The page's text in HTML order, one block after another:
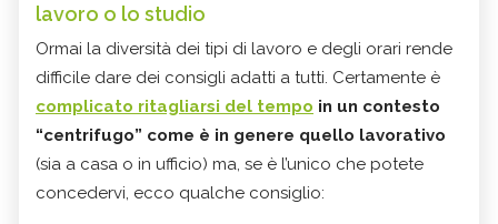
lavoro o lo studio
Ormai la diversità dei tipi di lavoro e degli orari rende
difficile dare dei consigli adatti a tutti. Certamente è
complicato ritagliarsi del tempo in un contesto
“centrifugo” come è in genere quello lavorativo
(sia a casa o in ufficio) ma, se è l’unico che potete
concedervi, ecco qualche consiglio: